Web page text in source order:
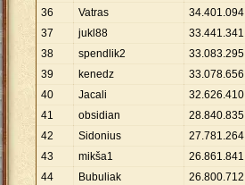
36
Vatras 34.401.094
37
jukl88 33.441.341
38
spendlik2 33.083.295
39
kenedz 33.078.656
40
Jacali 32.626.410
41
obsidian 28.840.835
42
Sidonius 27.781.264
43
mikša1 26.861.841
44
Bubuliak 26.800.712